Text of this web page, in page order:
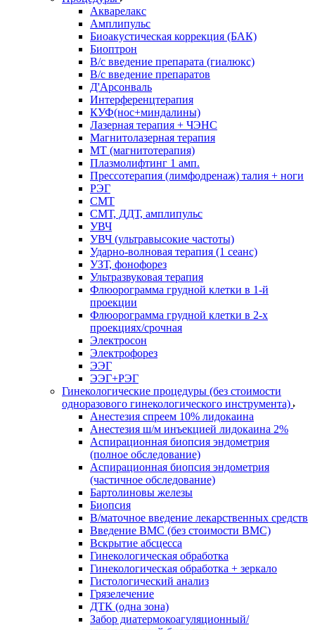
Акварелакс
Амплипульс
Биоакустическая коррекция (БАК)
Биоптрон
В/с введение препарата (гиалюкс)
В/с введение препаратов
Д'Арсонваль
Интерференцтерапия
КУФ(нос+миндалины)
Лазерная терапия + ЧЭНС
Магнитолазерная терапия
МТ (магнитотерапия)
Плазмолифтинг 1 амп.
Прессотерапия (лимфодренаж) талия + ноги
РЭГ
СМТ
СМТ, ДДТ, амплипульс
УВЧ
УВЧ (ультравысокие частоты)
Ударно-волновая терапия (1 сеанс)
УЗТ, фонофорез
Ультразвуковая терапия
Флюорограмма грудной клетки в 1-й
проекции
Флюорограмма грудной клетки в 2-х
проекциях/срочная
Электросон
Электрофорез
ЭЭГ
ЭЭГ+РЭГ
Гинекологические процедуры (без стоимости
одноразового гинекологического инструмента)
Анестезия спреем 10% лидокаина
Анестезия ш/м инъекцией лидокаина 2%
Аспирационная биопсия эндометрия
(полное обследование)
Аспирационная биопсия эндометрия
(частичное обследование)
Бартолиновы железы
Биопсия
В/маточное введение лекарственных средств
Введение ВМС (без стоимости ВМС)
Вскрытие абсцесса
Гинекологическая обработка
Гинекологическая обработка + зеркало
Гистологический анализ
Грязелечение
ДТК (одна зона)
Забор диатермокоагуляционный/